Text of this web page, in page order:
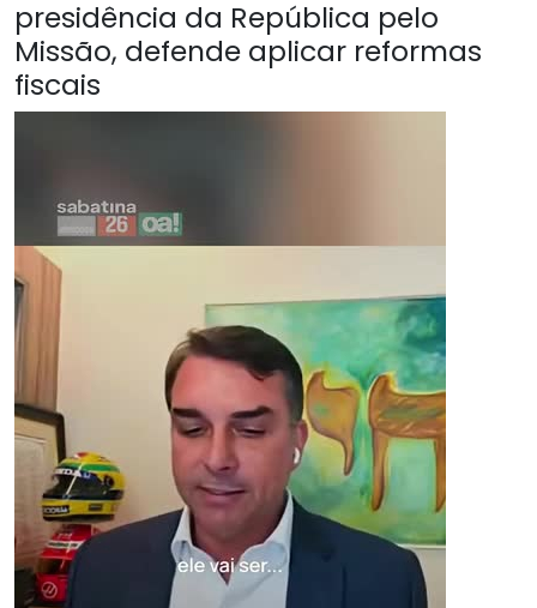
presidência da República pelo
Missão, defende aplicar reformas
fiscais